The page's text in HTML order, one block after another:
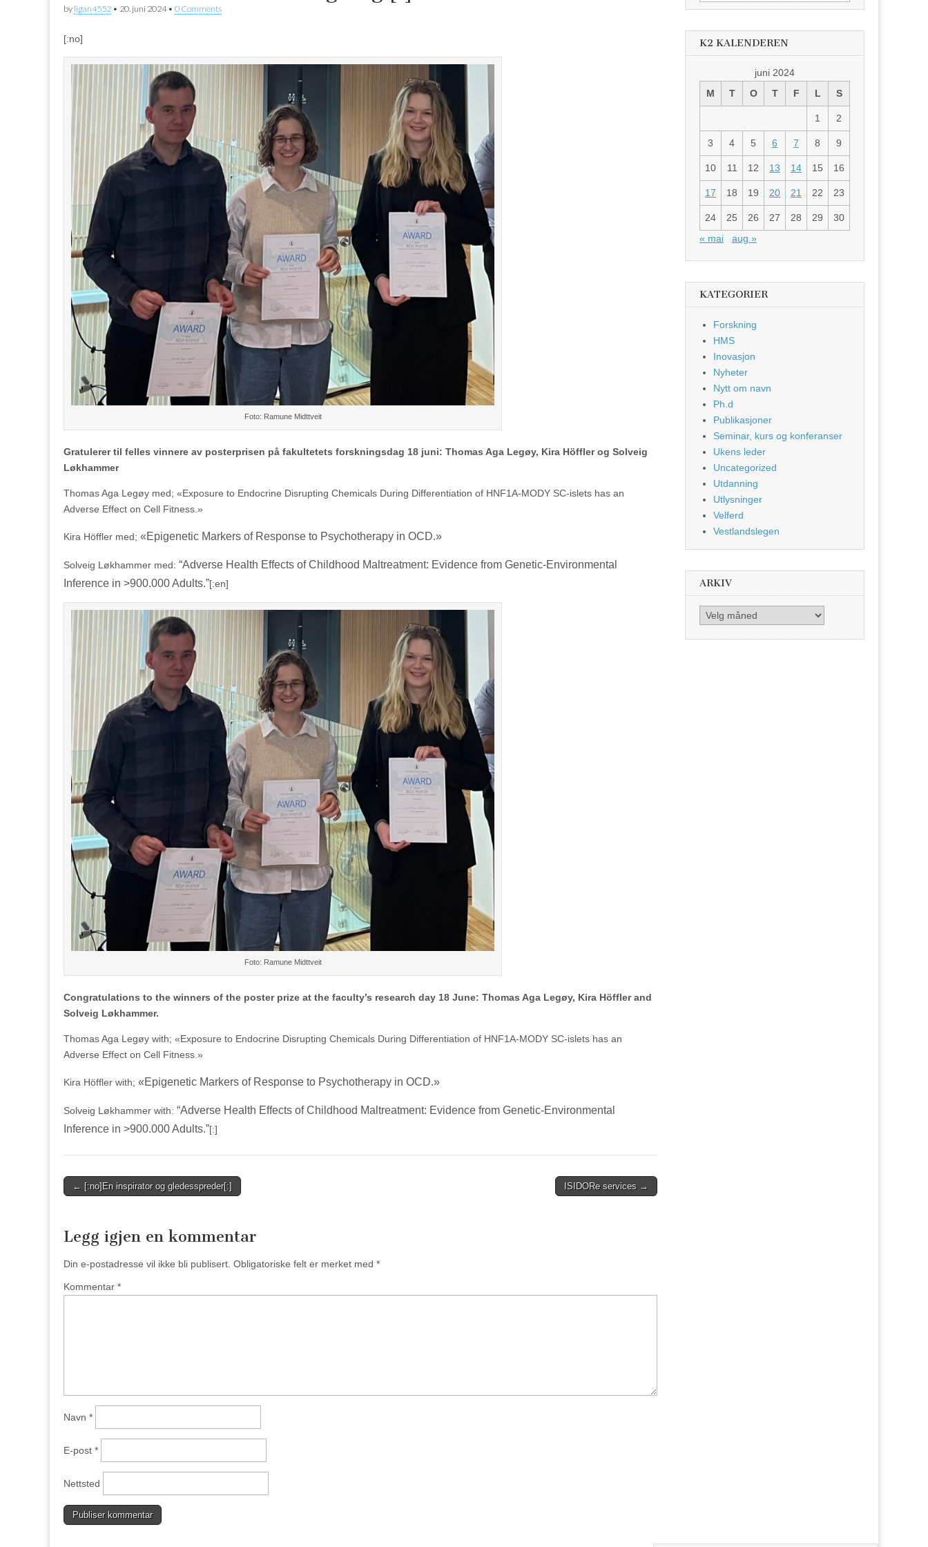
by ligan4552 • 20. juni 2024• 0 Comments
[:no]
Foto: Ramune Midttveit
Gratulerer til felles vinnere av posterprisen på fakultetets forskningsdag 18 juni: Thomas Aga Legøy, Kira Höffler og Solveig
Løkhammer
Thomas Aga Legøy med; «Exposure to Endocrine Disrupting Chemicals During Differentiation of HNF1A-MODY SC-islets has an
Adverse Effect on Cell Fitness.»
Kira Höffler med; «Epigenetic Markers of Response to Psychotherapy in OCD.»
Solveig Løkhammer med: “Adverse Health Effects of Childhood Maltreatment: Evidence from Genetic-Environmental
Inference in >900.000 Adults.”[:en]
Foto: Ramune Midttveit
Congratulations to the winners of the poster prize at the faculty’s research day 18 June: Thomas Aga Legøy, Kira Höffler and
Solveig Løkhammer.
Thomas Aga Legøy with; «Exposure to Endocrine Disrupting Chemicals During Differentiation of HNF1A-MODY SC-islets has an
Adverse Effect on Cell Fitness.»
Kira Höffler with; «Epigenetic Markers of Response to Psychotherapy in OCD.»
Solveig Løkhammer with: “Adverse Health Effects of Childhood Maltreatment: Evidence from Genetic-Environmental
Inference in >900.000 Adults.”[:]
Post
← [:no]En inspirator og gledesspreder[:] ISIDORe services →
Legg igjen en kommentar
Din e-postadresse vil ikke bli publisert. Obligatoriske felt er merket med *
Kommentar *
Navn *
E-post *
Nettsted
K2 KALENDEREN
juni 2024
M
T O T F L S
1 2
3 4 5 6 7 8 9
10 11 12 13 14 15 16
17 18 19 20 21 22 23
24 25 26 27 28 29
30
« mai
aug »
KATEGORIER
Forskning
HMS
Inovasjon
Nyheter
Nytt om navn
Ph.d
Publikasjoner
Seminar, kurs og konferanser
Ukens leder
Uncategorized
Utdanning
Utlysninger
Velferd
Vestlandslegen
ARKIV
Arkiv